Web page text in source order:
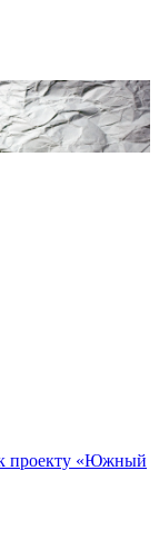
к проекту «Южный